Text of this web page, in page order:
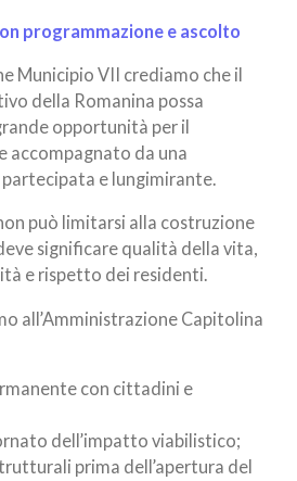
programmazione e ascolto
Municipio VII crediamo che il
della Romanina possa
opportunità per il
accompagnato da una
e lungimirante.
può limitarsi alla costruzione
significare qualità della vita,
e rispetto dei residenti.
all’Amministrazione Capitolina
con cittadini e
dell’impatto viabilistico;
prima dell’apertura del